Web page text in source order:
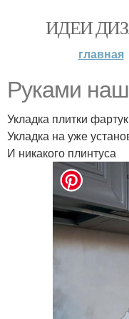
ИДЕИ
главная
Руками
Укладка плитки
Укладка на уже
И никакого плинтуса